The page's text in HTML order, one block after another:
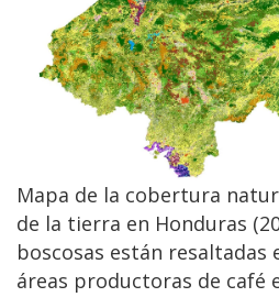
Mapa de la cobertura
de la tierra en Honduras
boscosas están resaltadas
áreas productoras de café